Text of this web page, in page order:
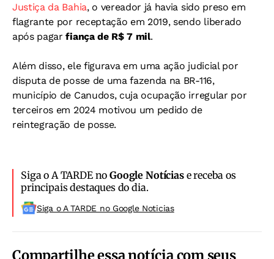
Justiça da Bahia, o vereador já havia sido preso em
flagrante por receptação em 2019, sendo liberado
após pagarfiança de R$ 7 mil.
Além disso, ele figurava em uma ação judicial por
disputa de posse de uma fazenda na BR-116,
município de Canudos, cuja ocupação irregular por
terceiros em 2024 motivou um pedido de
reintegração de posse.
Siga o A TARDE noGoogle Notíciase receba os
principais destaques do dia.
Siga o A TARDE no Google Noticias
Compartilhe essa notícia com seus